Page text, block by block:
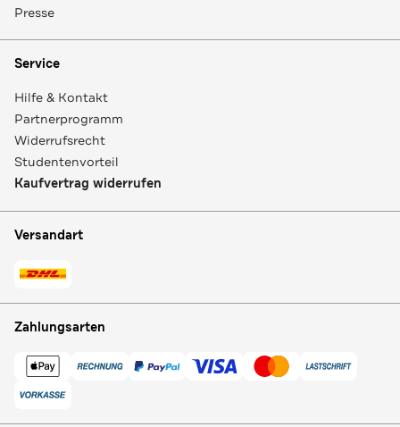
Presse
Service
Hilfe & Kontakt
Partnerprogramm
Widerrufsrecht
Studentenvorteil
Kaufvertrag widerrufen
Versandart
Zahlungsarten